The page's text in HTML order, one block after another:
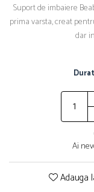
Suport de imbaiere
prima varsta, creat
dar
Ai
Adauga